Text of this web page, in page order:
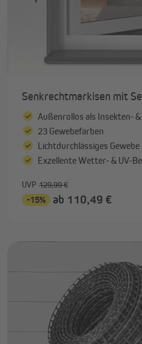
Senkrechtmarkisen mit
Außenrollos als Insekten-
23 Gewebefarben
Lichtdurchlässiges Gewebe
Exzellente Wetter- & UV-
UVP 129,99 €
-15% ab 110,49 €